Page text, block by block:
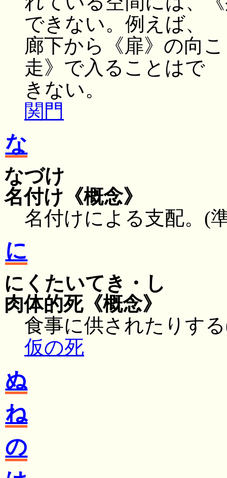
できない。例えば、
廊下から《扉》の向
走》で入ることはで
きない。
関門
な
なづけ
名付け 《概念》
名付けによる支配。(
に
にくたいてき・し
肉体的死《概念》
食事に供されたりす
仮の死
ぬ
ね
の